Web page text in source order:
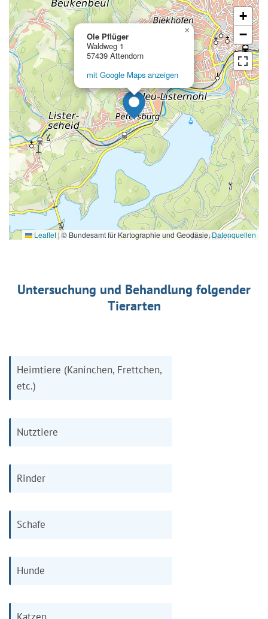
Ole Pflüger
Waldweg 1
57439 Attendorn
mit Google Maps anzeigen
×
+
−
Leaflet |© Bundesamt für Kartographie und Geodäsie,Datenquellen
Untersuchung und Behandlung folgender
Tierarten
Heimtiere (Kaninchen, Frettchen,
etc.)
Nutztiere
Rinder
Schafe
Hunde